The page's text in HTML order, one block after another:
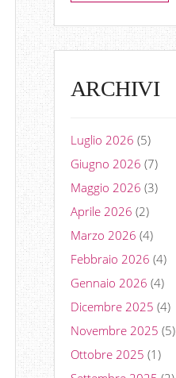
ARCHIVI
Luglio 2026 (5)
Giugno 2026 (7)
Maggio 2026 (3)
Aprile 2026 (2)
Marzo 2026 (4)
Febbraio 2026 (4)
Gennaio 2026 (4)
Dicembre 2025 (4)
Novembre 2025 (5)
Ottobre 2025 (1)